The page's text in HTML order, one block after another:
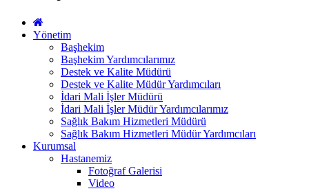
Yönetim
Başhekim
Başhekim Yardımcılarımız
Destek ve Kalite Müdürü
Destek ve Kalite Müdür Yardımcıları
İdari Mali İşler Müdürü
İdari Mali İşler Müdür Yardımcılarımız
Sağlık Bakım Hizmetleri Müdürü
Sağlık Bakım Hizmetleri Müdür Yardımcıları
Kurumsal
Hastanemiz
Fotoğraf Galerisi
Video